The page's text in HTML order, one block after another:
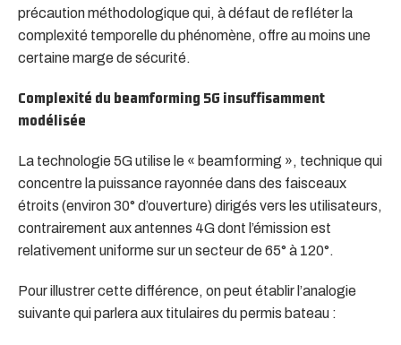
précaution méthodologique qui, à défaut de refléter la
complexité temporelle du phénomène, offre au moins une
certaine marge de sécurité.
Complexité du beamforming 5G insuffisamment
modélisée
La technologie 5G utilise le « beamforming », technique qui
concentre la puissance rayonnée dans des faisceaux
étroits (environ 30° d’ouverture) dirigés vers les utilisateurs,
contrairement aux antennes 4G dont l’émission est
relativement uniforme sur un secteur de 65° à 120°.
Pour illustrer cette différence, on peut établir l’analogie
suivante qui parlera aux titulaires du permis bateau :